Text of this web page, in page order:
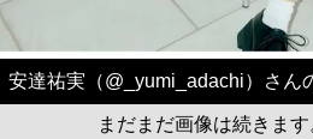
安達祐実（@_yumi_adachi）さん
まだまだ画像は続きます